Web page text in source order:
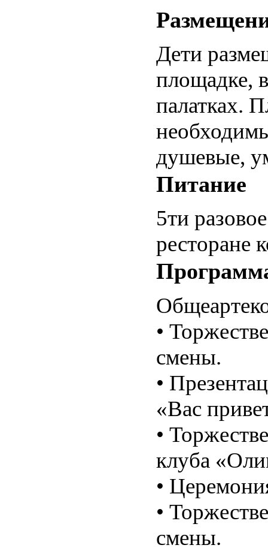
Дети
площадке,
палатках.
душевые,
Питание
5ти
ресторане
•
смены.
•
«Вас
•
клуба
•
•
смены.